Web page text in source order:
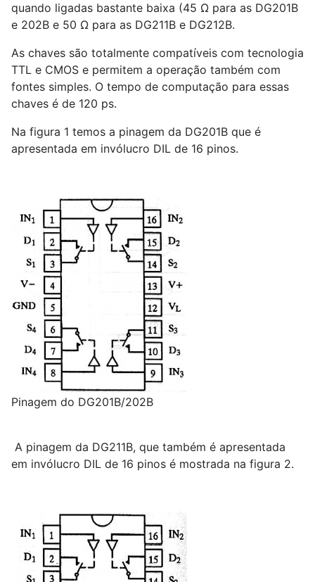
quando ligadas bastante baixa (45 Ω para as DG201B
e 202B e 50 Ω para as DG211B e DG212B.
As chaves são totalmente compatíveis com tecnologia
TTL e CMOS e permitem a operação também com
fontes simples. O tempo de computação para essas
chaves é de 120 ps.
Na figura 1 temos a pinagem da DG201B que é
apresentada em invólucro DIL de 16 pinos.
Pinagem do DG201B/202B
A pinagem da DG211B, que também é apresentada
em invólucro DIL de 16 pinos é mostrada na figura 2.